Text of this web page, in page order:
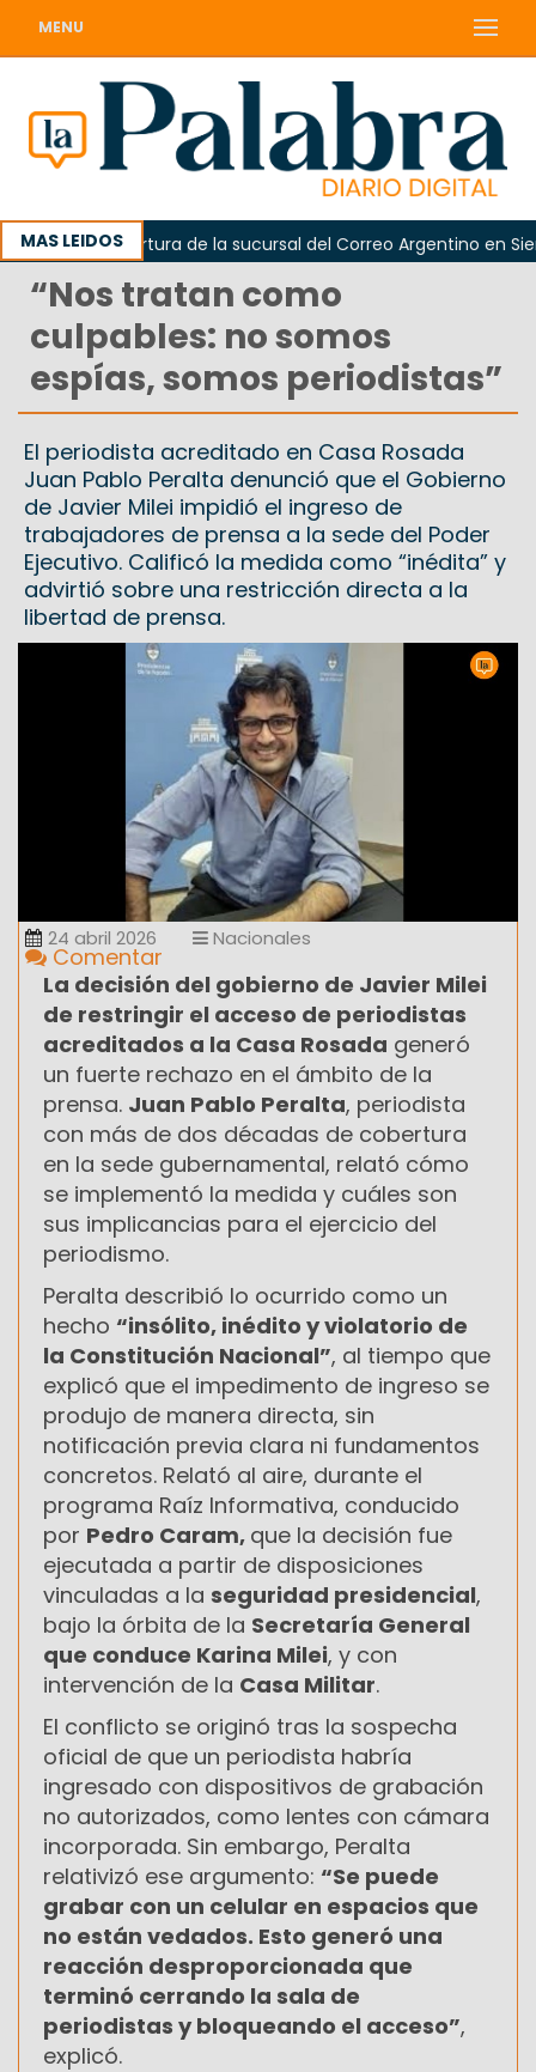
MENU
MAS LEIDOS
la reapertura de la sucursal del Correo Argentino en Sierra
“Nos tratan como
culpables: no somos
espías, somos periodistas”
El periodista acreditado en Casa Rosada
Juan Pablo Peralta denunció que el Gobierno
de Javier Milei impidió el ingreso de
trabajadores de prensa a la sede del Poder
Ejecutivo. Calificó la medida como “inédita” y
advirtió sobre una restricción directa a la
libertad de prensa.
24 abril 2026 Nacionales
Comentar
La decisión del gobierno de Javier Milei
de restringir el acceso de periodistas
acreditados a la Casa Rosada generó
un fuerte rechazo en el ámbito de la
prensa. Juan Pablo Peralta, periodista
con más de dos décadas de cobertura
en la sede gubernamental, relató cómo
se implementó la medida y cuáles son
sus implicancias para el ejercicio del
periodismo.
Peralta describió lo ocurrido como un
hecho “insólito, inédito y violatorio de
la Constitución Nacional”, al tiempo que
explicó que el impedimento de ingreso se
produjo de manera directa, sin
notificación previa clara ni fundamentos
concretos. Relató al aire, durante el
programa Raíz Informativa, conducido
por Pedro Caram, que la decisión fue
ejecutada a partir de disposiciones
vinculadas a la seguridad presidencial,
bajo la órbita de la Secretaría General
que conduce Karina Milei, y con
intervención de la Casa Militar.
El conflicto se originó tras la sospecha
oficial de que un periodista habría
ingresado con dispositivos de grabación
no autorizados, como lentes con cámara
incorporada. Sin embargo, Peralta
relativizó ese argumento: “Se puede
grabar con un celular en espacios que
no están vedados. Esto generó una
reacción desproporcionada que
terminó cerrando la sala de
periodistas y bloqueando el acceso”,
explicó.